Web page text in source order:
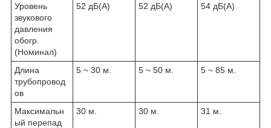
Уровень
звукового
давления
обогр.
(Номинал)
52 дБ(A) 52 дБ(A) 54 дБ(A)
Длина
трубопровод
ов
5 ~ 30 м. 5 ~ 50 м. 5 ~ 85 м.
Максимальн
ый перепад
30 м. 30 м. 31 м.